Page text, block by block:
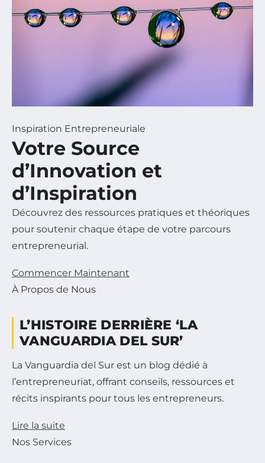
Inspiration Entrepreneuriale
Votre Source
d’Innovation et
d’Inspiration
Découvrez des ressources pratiques et théoriques
pour soutenir chaque étape de votre parcours
entrepreneurial.
Commencer Maintenant
À Propos de Nous
L’HISTOIRE DERRIÈRE ‘LA
VANGUARDIA DEL SUR’
La Vanguardia del Sur est un blog dédié à
l’entrepreneuriat, offrant conseils, ressources et
récits inspirants pour tous les entrepreneurs.
Lire la suite
Nos Services